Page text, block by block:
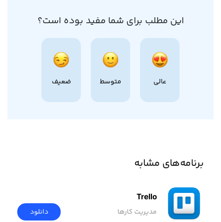
این مطلب برای شما مفید بوده است؟
عالی متوسط ضعیف
برنامه‌های مشابه
Trello
مدیریت کارها دانلود